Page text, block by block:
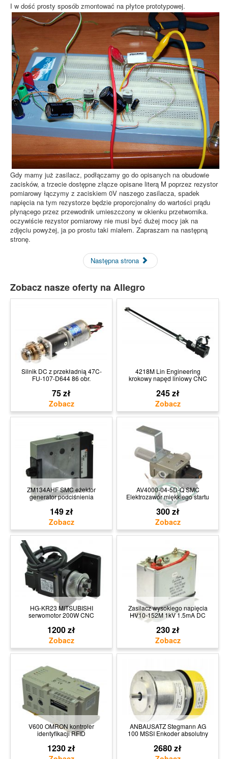
I w dość prosty sposób zmontować na płytce prototypowej.
Gdy mamy już zasilacz, podłączamy go do opisanych na obudowie
zacisków, a trzecie dostępne złącze opisane literą M poprzez rezystor
pomiarowy łączymy z zaciskiem 0V naszego zasilacza, spadek
napięcia na tym rezystorze będzie proporcjonalny do wartości prądu
płynącego przez przewodnik umieszczony w okienku przetwornika.
oczywiście rezystor pomiarowy nie musi być dużej mocy jak na
zdjęciu powyżej, ja po prostu taki miałem. Zapraszam na następną
stronę.
Następna strona
Zobacz nasze oferty na Allegro
Silnik DC z przekładnią 47C-
FU-107-D644 86 obr.
75 zł
4218M Lin Engineering
krokowy napęd liniowy CNC
245 zł
ZM134AHF SMC eżektor
generator podciśnienia
149 zł
AV4000-04-5D-Q SMC
Elektrozawór miękkiego startu
300 zł
HG-KR23 MITSUBISHI
serwomotor 200W CNC
1200 zł
Zasilacz wysokiego napięcia
HV10-152M 1kV 1.5mA DC
230 zł
V600 OMRON kontroler
identyfikacji RFID
1230 zł
ANBAUSATZ Stegmann AG
100 MSSI Enkoder absolutny
2680 zł